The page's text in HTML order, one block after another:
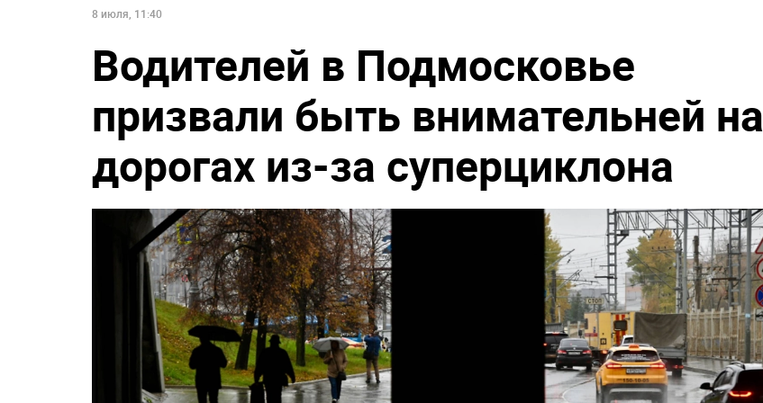
8 июля, 11:40
Водителей в Подмосковье
призвали быть внимательней на
дорогах из-за суперциклона